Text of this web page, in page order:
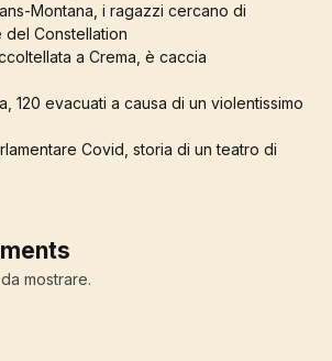
Montana, i ragazzi cercano di
Constellation
a Crema, è caccia
120 evacuati a causa di un violentissimo
Covid, storia di un teatro di
mostrare.